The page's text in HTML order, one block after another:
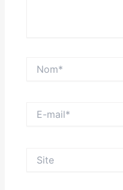
mail*